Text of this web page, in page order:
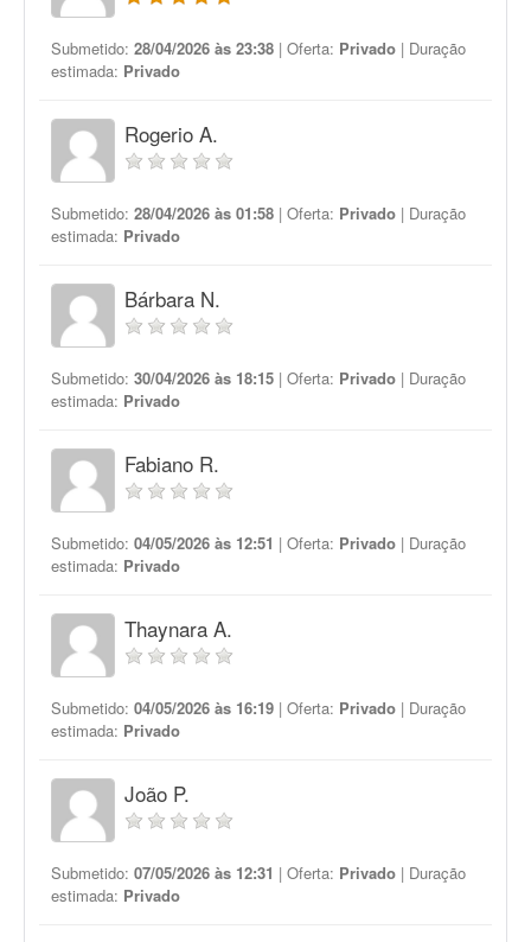
Submetido: 28/04/2026 às 23:38 | Oferta: Privado | Duração
estimada: Privado
Rogerio A.
Submetido: 28/04/2026 às 01:58 | Oferta: Privado | Duração
estimada: Privado
Bárbara N.
Submetido: 30/04/2026 às 18:15 | Oferta: Privado | Duração
estimada: Privado
Fabiano R.
Submetido: 04/05/2026 às 12:51 | Oferta: Privado | Duração
estimada: Privado
Thaynara A.
Submetido: 04/05/2026 às 16:19 | Oferta: Privado | Duração
estimada: Privado
João P.
Submetido: 07/05/2026 às 12:31 | Oferta: Privado | Duração
estimada: Privado